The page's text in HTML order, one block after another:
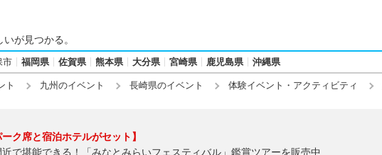
いが見つかる。
市 福岡県 佐賀県 熊本県 大分県 宮崎県 鹿児島県 沖縄県
ト 九州のイベント 長崎県のイベント 体験イベント・アクティビティ
ーク席と宿泊ホテルがセット】
で堪能できる！「みなとみらいフェスティバル」鑑賞ツアーを販売中